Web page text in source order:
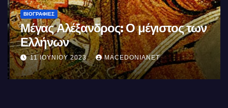
ΒΙΟΓΡΑΦΊΕΣ
Μέγας Αλέξανδρος: Ο μέγιστος των
Ελλήνων
11 ΙΟΥΝΊΟΥ 2023 MACEDONIANET